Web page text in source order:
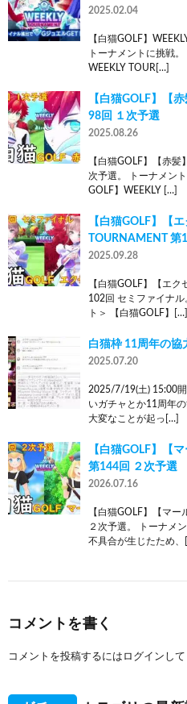
2025.02.04
【白猫GOLF】
トーナメントに挑戦
WEEKLY TOUR[…]
【白猫GOLF】【
98回 １次予選
2025.08.26
【白猫GOLF】【赤髪
次予選。 トーナメン
GOLF】WEEKLY […]
【白猫GOLF】【
TOURNAMENT 第
2025.09.28
【白猫GOLF】【エ
102回 セミファイナ
ト＞ 【白猫GOLF】[…]
白猫枠 11周年の協
2025.07.20
2025/7/19(土) 15:00
いガチャとか11周年
大変なことが起っ[…]
【白猫GOLF】【
第144回 ２次予選
2026.07.16
【白猫GOLF】【マー
２次予選。 トーナメ
不具合が生じたため、
コメントを書く
コメントを投稿するには ログイン して